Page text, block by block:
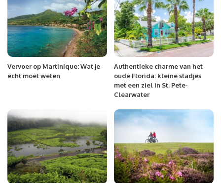
Vervoer op Martinique: Wat je
echt moet weten
Authentieke charme van het
oude Florida: kleine stadjes
met een ziel in St. Pete-
Clearwater